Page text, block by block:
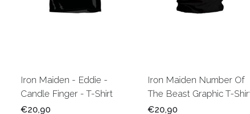
Iron Maiden - Eddie -
Candle Finger - T-Shirt
€20,90
Iron Maiden Number Of
The Beast Graphic T-
€20,90